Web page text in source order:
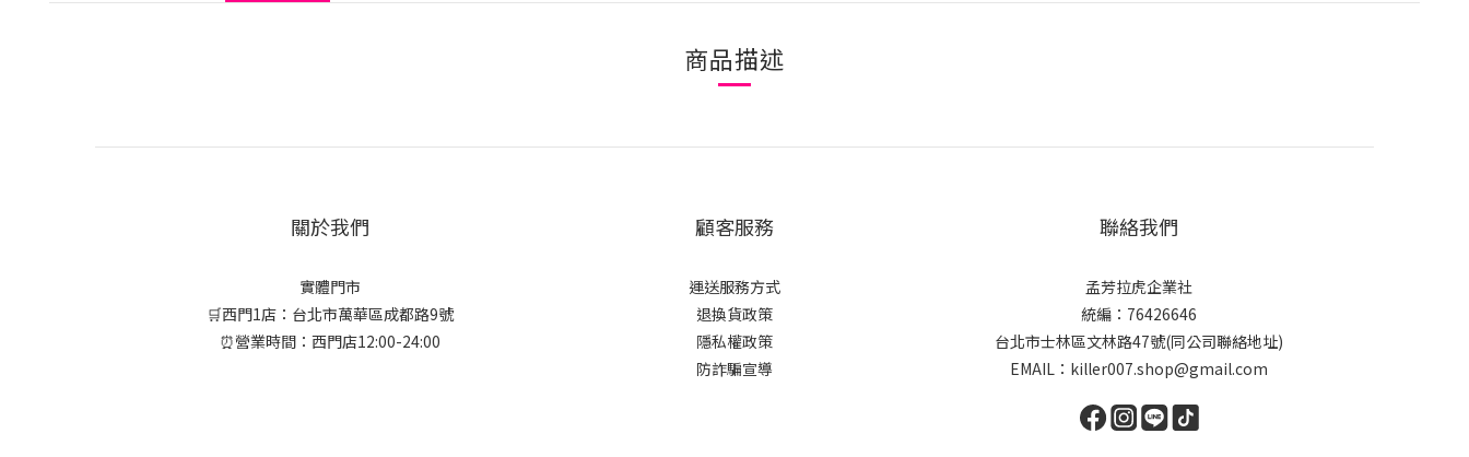
商品描述
關於我們
實體門市
🛒西門1店：台北市萬華區成都路9號
⏰營業時間：西門店12:00-24:00
顧客服務
運送服務方式
退換貨政策
隱私權政策
防詐騙宣導
聯絡我們
孟芳拉虎企業社
統編：76426646
台北市士林區文林路47號(同公司聯絡地址)
EMAIL：killer007.shop@gmail.com